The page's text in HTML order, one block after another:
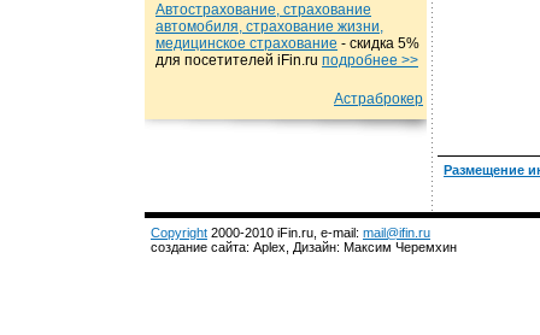
Автострахование, страхование
автомобиля, страхование жизни,
медицинское страхование - cкидка 5%
для посетителей iFin.ru подробнеe >>
Астраброкер
Размещение
Copyright 2000-2010 iFin.ru, e-mail: mail@ifin.ru
создание сайта: Aplex, Дизайн: Максим Черемхин